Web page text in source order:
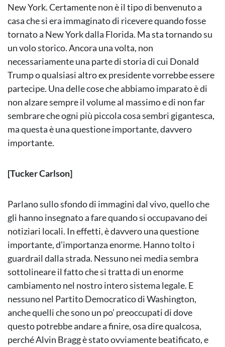
New York. Certamente non è il tipo di benvenuto a
casa che si era immaginato di ricevere quando fosse
tornato a New York dalla Florida. Ma sta tornando su
un volo storico. Ancora una volta, non
necessariamente una parte di storia di cui Donald
Trump o qualsiasi altro ex presidente vorrebbe essere
partecipe. Una delle cose che abbiamo imparato è di
non alzare sempre il volume al massimo e di non far
sembrare che ogni più piccola cosa sembri gigantesca,
ma questa è una questione importante, davvero
importante.
[Tucker Carlson]
Parlano sullo sfondo di immagini dal vivo, quello che
gli hanno insegnato a fare quando si occupavano dei
notiziari locali. In effetti, è davvero una questione
importante, d’importanza enorme. Hanno tolto i
guardrail dalla strada. Nessuno nei media sembra
sottolineare il fatto che si tratta di un enorme
cambiamento nel nostro intero sistema legale. E
nessuno nel Partito Democratico di Washington,
anche quelli che sono un po’ preoccupati di dove
questo potrebbe andare a finire, osa dire qualcosa,
perché Alvin Bragg è stato ovviamente beatificato, e